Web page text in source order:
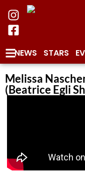
NEWS STARS
Melissa
(Beatrice Egli